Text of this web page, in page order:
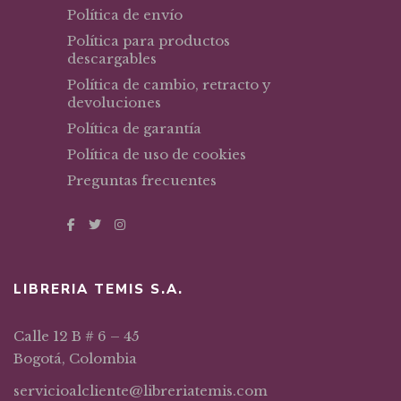
Política de envío
Política para productos
descargables
Política de cambio, retracto y
devoluciones
Política de garantía
Política de uso de cookies
Preguntas frecuentes
LIBRERIA TEMIS S.A.
Calle 12 B # 6 – 45
Bogotá, Colombia
servicioalcliente@libreriatemis.com